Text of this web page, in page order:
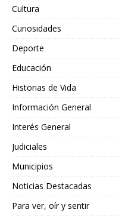
Cultura
Curiosidades
Deporte
Educación
Historias de Vida
Información General
Interés General
Judiciales
Municipios
Noticias Destacadas
Para ver, oír y sentir